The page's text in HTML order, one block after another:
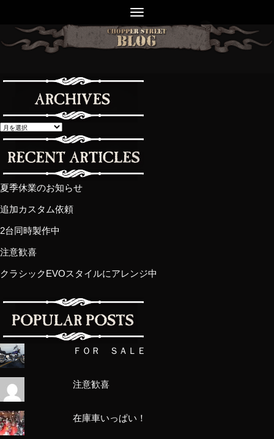
夏季休業のお知らせ
追加カスタム依頼
2台同時製作中
注意歓喜
クラシックEVOスタイルにアレンジ中
ＦＯＲ ＳＡＬＥ
注意歓喜
在庫車いっぱい！